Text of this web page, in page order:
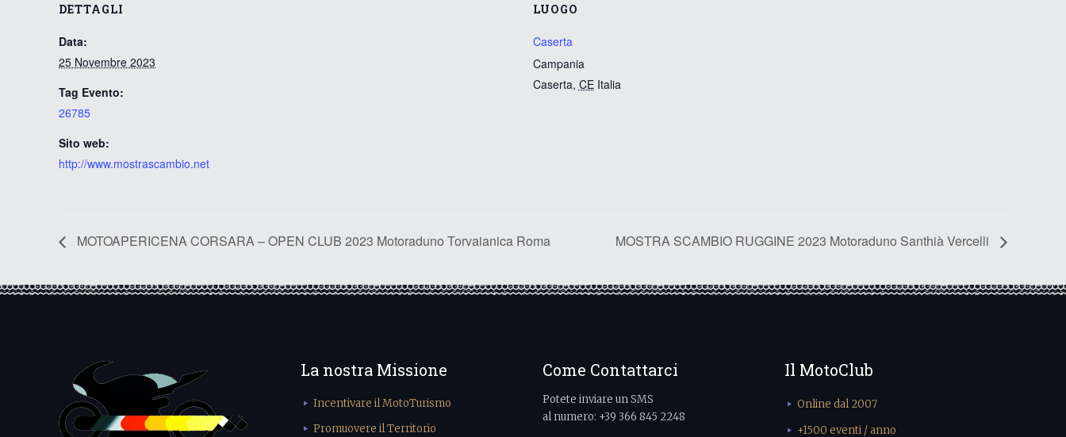
DETTAGLI
Data:
25 Novembre 2023
Tag Evento:
26785
Sito web:
http://www.mostrascambio.net
LUOGO
Caserta
Campania
Caserta, CE Italia
MOTOAPERICENA CORSARA – OPEN CLUB 2023 Motoraduno Torvaianica Roma MOSTRA SCAMBIO RUGGINE 2023 Motoraduno Santhià Vercelli
La nostra Missione
Incentivare il MotoTurismo
Promuovere il Territorio
Come Contattarci
Potete inviare un SMS
al numero: +39 366 845 2248
Il MotoClub
Online dal 2007
+1500 eventi / anno